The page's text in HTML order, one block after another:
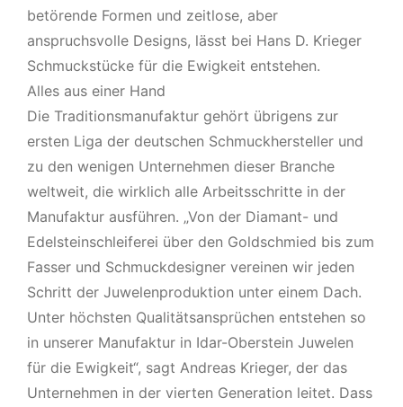
betörende Formen und zeitlose, aber
anspruchsvolle Designs, lässt bei Hans D. Krieger
Schmuckstücke für die Ewigkeit entstehen.
Alles aus einer Hand
Die Traditionsmanufaktur gehört übrigens zur
ersten Liga der deutschen Schmuckhersteller und
zu den wenigen Unternehmen dieser Branche
weltweit, die wirklich alle Arbeitsschritte in der
Manufaktur ausführen. „Von der Diamant- und
Edelsteinschleiferei über den Goldschmied bis zum
Fasser und Schmuckdesigner vereinen wir jeden
Schritt der Juwelenproduktion unter einem Dach.
Unter höchsten Qualitätsansprüchen entstehen so
in unserer Manufaktur in Idar-Oberstein Juwelen
für die Ewigkeit“, sagt Andreas Krieger, der das
Unternehmen in der vierten Generation leitet. Dass